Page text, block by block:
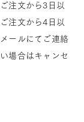
注文から3日以
注文から4日以
ールにてご連絡
場合はキャンセ